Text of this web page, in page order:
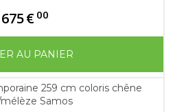
€ 00
AU PANIER
259 cm coloris chêne
Samos